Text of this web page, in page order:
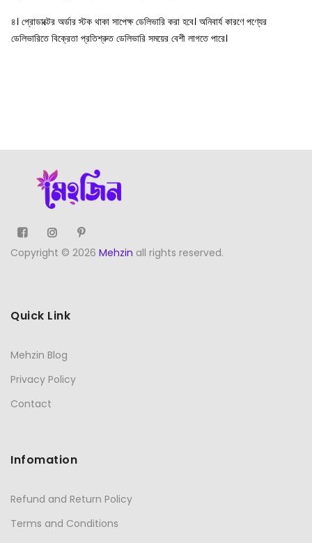
৪। প্রোডাক্টের অর্ডার স্টক থাকা সাপেক্ষ ডেলিভারি করা হবে। অনিবার্য কারণে পণ্যের
ডেলিভারিতে বিক্রেতা প্রতিশ্রুত ডেলিভারি সময়ের বেশী লাগতে পারে।
Copyright © 2026 Mehzin all rights reserved.
Quick Link
Mehzin Blog
Privacy Policy
Contact
Infomation
Refund and Return Policy
Terms and Conditions